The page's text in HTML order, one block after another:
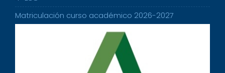
Matriculación curso académico 2026-2027